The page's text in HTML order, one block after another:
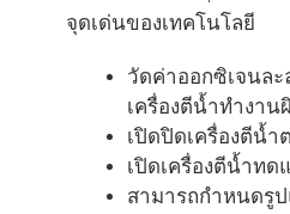
จุดเด่นของเทคโนโลยี
วัดค่าออกซิเจนล
เครื่องตีน้ำทำงา
เปิดปิดเครื่องตีน้
เปิดเครื่องตีน้ำท
สามารถกำหนดรู